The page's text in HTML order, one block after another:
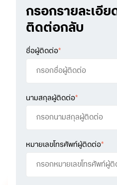
กรอกรายละเอี
ติดต่อกลับ
ชื่อผู้ติดต่อ*
นามสกุลผู้ติดต่อ*
หมายเลขโทรศัพท์ผู้ติดต่อ*